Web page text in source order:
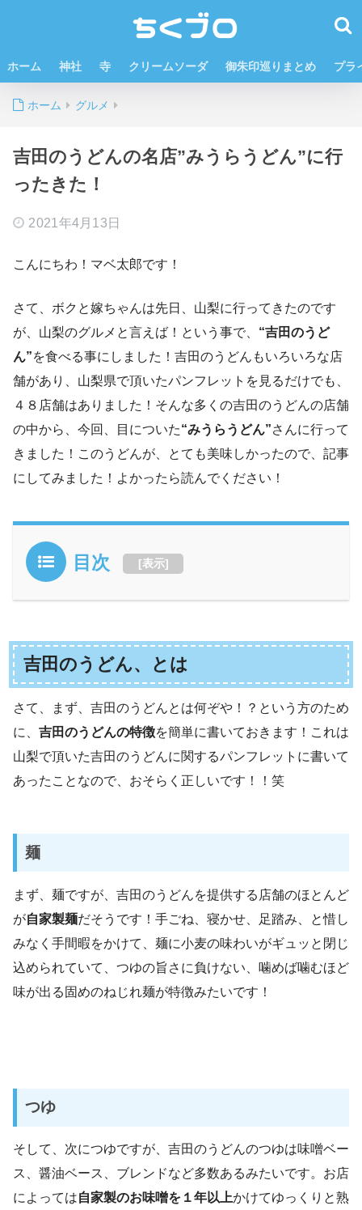
ホーム 神社 寺 クリームソーダ 御朱印巡りまとめ プラ
ホーム グルメ
吉田のうどんの名店”みうらうどん”に行
ったきた！
2021年4月13日
こんにちわ！マベ太郎です！
さて、ボクと嫁ちゃんは先日、山梨に行ってきたのです
が、山梨のグルメと言えば！という事で、 “吉田のうど
ん”を食べる事にしました！吉田のうどんもいろいろな店
舗があり、山梨県で頂いたパンフレットを見るだけでも、
４８店舗はありました！そんな多くの吉田のうどんの店舗
の中から、今回、目についた“みうらうどん”さんに行って
きました！このうどんが、とても美味しかったので、記事
にしてみました！よかったら読んでください！
目次 [表示]
吉田のうどん、とは
さて、まず、吉田のうどんとは何ぞや！？という方のため
に、 吉田のうどんの特徴を簡単に書いておきます！これは
山梨で頂いた吉田のうどんに関するパンフレットに書いて
あったことなので、おそらく正しいです！！笑
麺
まず、麺ですが、吉田のうどんを提供する店舗のほとんど
が自家製麺だそうです！手ごね、寝かせ、足踏み、と惜し
みなく手間暇をかけて、麺に小麦の味わいがギュッと閉じ
込められていて、つゆの旨さに負けない、噛めば噛むほど
味が出る固めのねじれ麺が特徴みたいです！
つゆ
そして、次につゆですが、吉田のうどんのつゆは味噌ベー
ス、醤油ベース、ブレンドなど多数あるみたいです。お店
によっては自家製のお味噌を１年以上かけてゆっくりと熟